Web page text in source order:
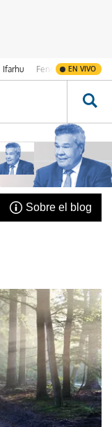
Ifarhu Fenómeno de El
EN VIVO
Sobre el blog